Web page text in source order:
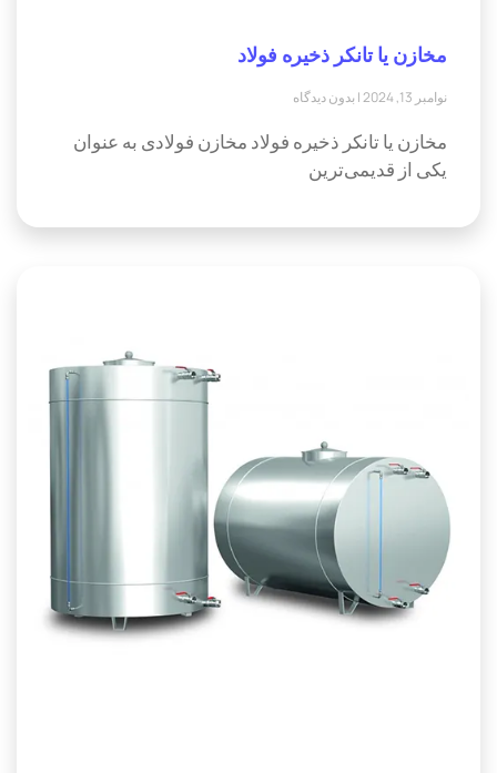
مخازن یا تانکر ذخیره فولاد
نوامبر 13, 2024 بدون دیدگاه
مخازن یا تانکر ذخیره فولاد مخازن فولادی به عنوان
یکی از قدیمی‌ترین